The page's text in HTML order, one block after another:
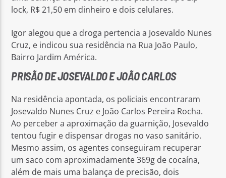
lock, R$ 21,50 em dinheiro e dois celulares.
Igor alegou que a droga pertencia a Josevaldo Nunes
Cruz, e indicou sua residência na Rua João Paulo,
Bairro Jardim América.
PRISÃO DE JOSEVALDO E JOÃO CARLOS
Na residência apontada, os policiais encontraram
Josevaldo Nunes Cruz e João Carlos Pereira Rocha.
Ao perceber a aproximação da guarnição, Josevaldo
tentou fugir e dispensar drogas no vaso sanitário.
Mesmo assim, os agentes conseguiram recuperar
um saco com aproximadamente 369g de cocaína,
além de mais uma balança de precisão, dois